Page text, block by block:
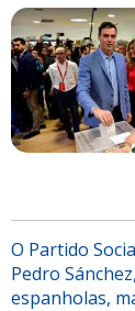
O Partido
Pedro
espanholas,